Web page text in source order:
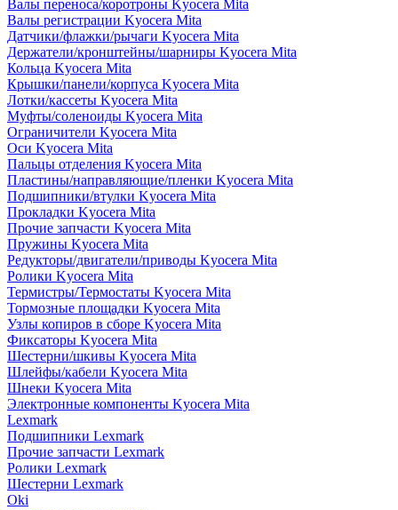
Валы переноса/коротроны Kyocera Mita
Валы регистрации Kyocera Mita
Датчики/флажки/рычаги Kyocera Mita
Держатели/кронштейны/шарниры Kyocera Mita
Кольца Kyocera Mita
Крышки/панели/корпуса Kyocera Mita
Лотки/кассеты Kyocera Mita
Муфты/соленоиды Kyocera Mita
Ограничители Kyocera Mita
Оси Kyocera Mita
Пальцы отделения Kyocera Mita
Пластины/направляющие/пленки Kyocera Mita
Подшипники/втулки Kyocera Mita
Прокладки Kyocera Mita
Прочие запчасти Kyocera Mita
Пружины Kyocera Mita
Редукторы/двигатели/приводы Kyocera Mita
Ролики Kyocera Mita
Термистры/Термостаты Kyocera Mita
Тормозные площадки Kyocera Mita
Узлы копиров в сборе Kyocera Mita
Фиксаторы Kyocera Mita
Шестерни/шкивы Kyocera Mita
Шлейфы/кабели Kyocera Mita
Шнеки Kyocera Mita
Электронные компоненты Kyocera Mita
Lexmark
Подшипники Lexmark
Прочие запчасти Lexmark
Ролики Lexmark
Шестерни Lexmark
Oki